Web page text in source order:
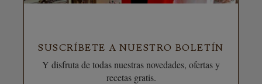
SUSCRÍBETE A NUESTRO BOLETÍN
Y disfruta de todas nuestras novedades, ofertas y
recetas gratis.